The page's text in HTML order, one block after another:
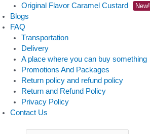
Original Flavor Caramel Custard New!
Blogs
FAQ
Transportation
Delivery
A place where you can buy something
Promotions And Packages
Return policy and refund policy
Return and Refund Policy
Privacy Policy
Contact Us